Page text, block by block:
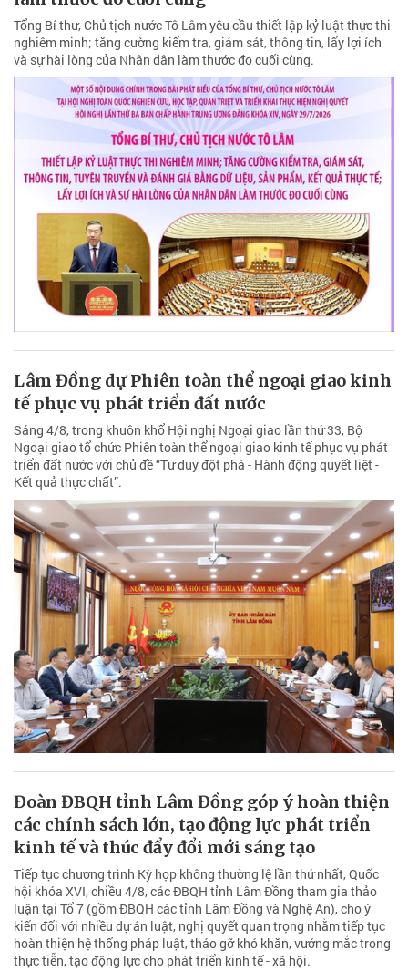
Tổng Bí thư, Chủ tịch nước Tô Lâm yêu cầu thiết lập kỷ luật thực thi
nghiêm minh; tăng cường kiểm tra, giám sát, thông tin, lấy lợi ích
và sự hài lòng của Nhân dân làm thước đo cuối cùng.
Lâm Đồng dự Phiên toàn thể ngoại giao kinh
tế phục vụ phát triển đất nước
Sáng 4/8, trong khuôn khổ Hội nghị Ngoại giao lần thứ 33, Bộ
Ngoại giao tổ chức Phiên toàn thể ngoại giao kinh tế phục vụ phát
triển đất nước với chủ đề “Tư duy đột phá - Hành động quyết liệt -
Kết quả thực chất”.
Đoàn ĐBQH tỉnh Lâm Đồng góp ý hoàn thiện
các chính sách lớn, tạo động lực phát triển
kinh tế và thúc đẩy đổi mới sáng tạo
Tiếp tục chương trình Kỳ họp không thường lệ lần thứ nhất, Quốc
hội khóa XVI, chiều 4/8, các ĐBQH tỉnh Lâm Đồng tham gia thảo
luận tại Tổ 7 (gồm ĐBQH các tỉnh Lâm Đồng và Nghệ An), cho ý
kiến đối với nhiều dự án luật, nghị quyết quan trọng nhằm tiếp tục
hoàn thiện hệ thống pháp luật, tháo gỡ khó khăn, vướng mắc trong
thực tiễn, tạo động lực cho phát triển kinh tế - xã hội.